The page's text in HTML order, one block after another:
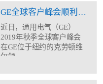
GE全球客户峰会顺利闭幕 助力合作伙伴全方位能力建设
近日，通用电气（GE）
2019年秋季全球客户峰会
在GE位于纽约的克劳顿维
尔领...